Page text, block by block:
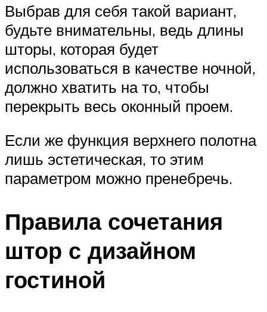
Выбрав для себя такой вариант,
будьте внимательны, ведь длины
шторы, которая будет
использоваться в качестве ночной,
должно хватить на то, чтобы
перекрыть весь оконный проем.
Если же функция верхнего полотна
лишь эстетическая, то этим
параметром можно пренебречь.
Правила сочетания
штор с дизайном
гостиной